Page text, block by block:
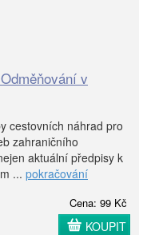
v
cestovních náhrad pro
zahraničního
aktuální předpisy k
... pokračování
Cena: 99 Kč
KOUPIT